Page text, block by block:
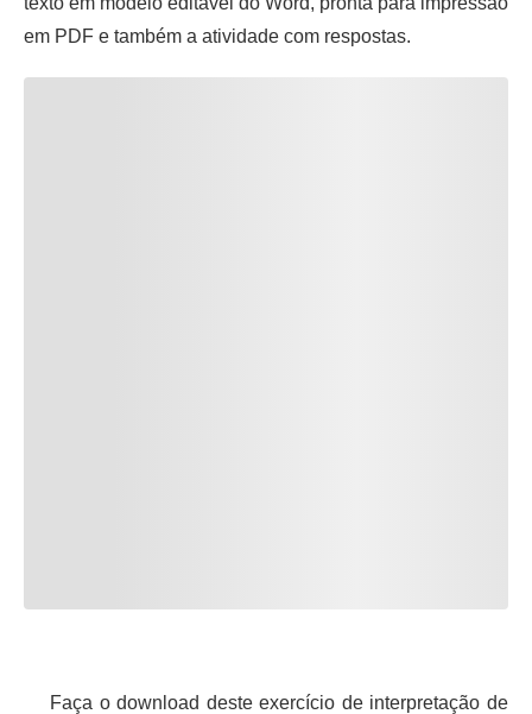
em PDF e também a atividade com respostas.
Faça o download deste exercício de interpretação de